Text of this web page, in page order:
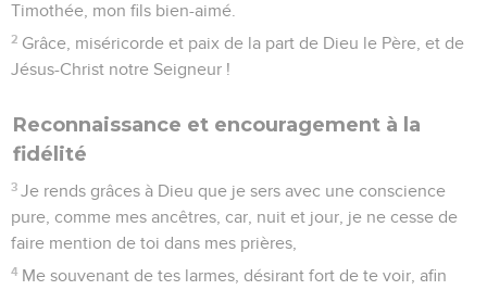
Timothée, mon fils bien-aimé.
2 Grâce, miséricorde et paix de la part de Dieu le Père, et de
Jésus-Christ notre Seigneur !
Reconnaissance et encouragement à la
fidélité
3 Je rends grâces à Dieu que je sers avec une conscience
pure, comme mes ancêtres, car, nuit et jour, je ne cesse de
faire mention de toi dans mes prières,
4 Me souvenant de tes larmes, désirant fort de te voir, afin